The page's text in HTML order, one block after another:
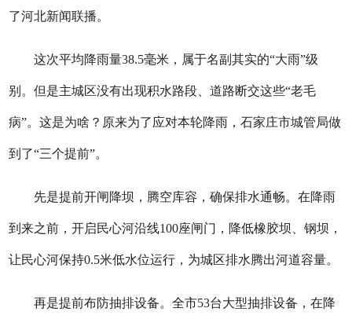
了河北新闻联播。
这次平均降雨量38.5毫米，属于名副其实的“大雨”级
别。但是主城区没有出现积水路段、道路断交这些“老毛
病”。这是为啥？原来为了应对本轮降雨，石家庄市城管局做
到了“三个提前”。
先是提前开闸降坝，腾空库容，确保排水通畅。在降雨
到来之前，开启民心河沿线100座闸门，降低橡胶坝、钢坝，
让民心河保持0.5米低水位运行，为城区排水腾出河道容量。
再是提前布防抽排设备。全市53台大型抽排设备，在降